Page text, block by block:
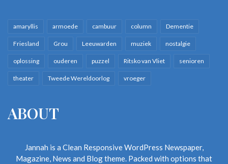
amaryllis armoede cambuur column Dementie
Friesland Grou Leeuwarden muziek nostalgie
oplossing ouderen puzzel Ritsko van Vliet senioren
theater Tweede Wereldoorlog vroeger
ABOUT
Jannah is a Clean Responsive WordPress Newspaper,
Magazine, News and Blog theme. Packed with options that